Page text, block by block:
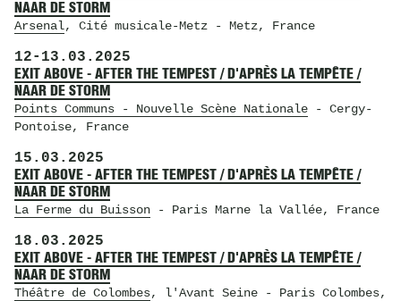
NAAR DE STORM
Arsenal, Cité musicale-Metz- Metz, France
12- 13.03.2025
EXIT ABOVE - AFTER THE TEMPEST / D'APRÈS LA TEMPÊTE /
NAAR DE STORM
Points Communs - Nouvelle Scène Nationale- Cergy-
Pontoise, France
15.03.2025
EXIT ABOVE - AFTER THE TEMPEST / D'APRÈS LA TEMPÊTE /
NAAR DE STORM
La Ferme du Buisson- Paris Marne la Vallée, France
18.03.2025
EXIT ABOVE - AFTER THE TEMPEST / D'APRÈS LA TEMPÊTE /
NAAR DE STORM
Théâtre de Colombes, l'Avant Seine- Paris Colombes,